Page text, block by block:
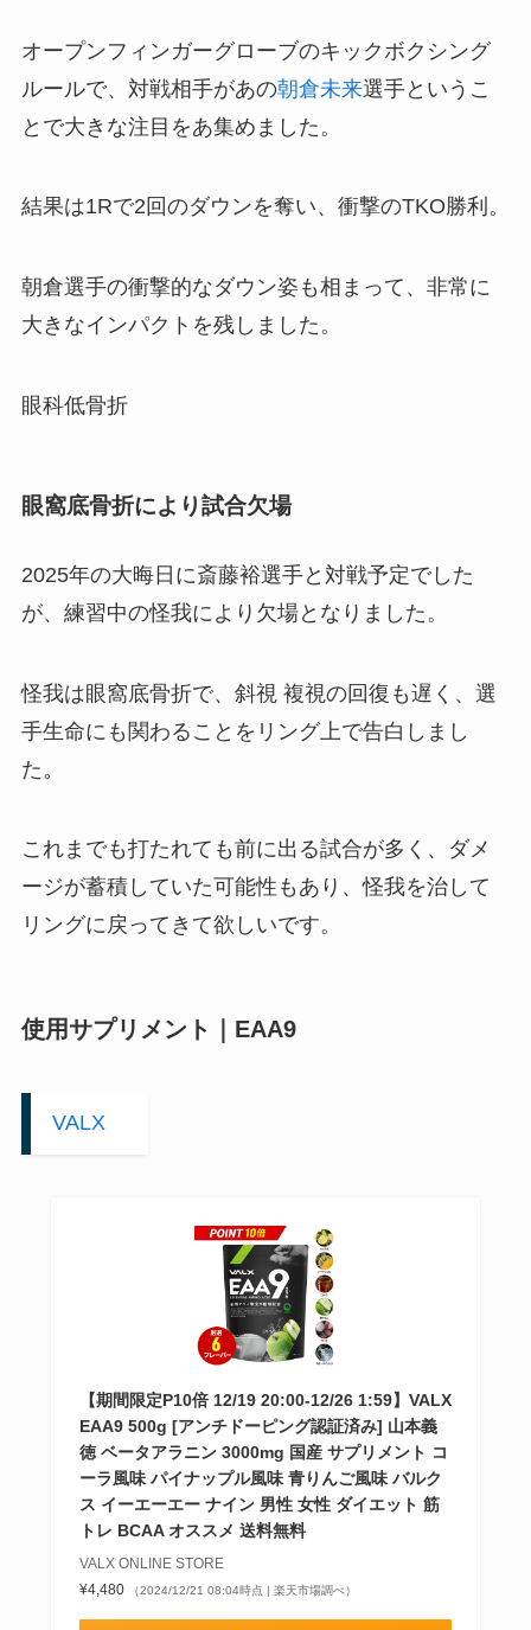
オープンフィンガーグローブのキックボクシング
ルールで、対戦相手があの朝倉未来選手というこ
とで大きな注目をあ集めました。
結果は1Rで2回のダウンを奪い、衝撃のTKO勝利。
朝倉選手の衝撃的なダウン姿も相まって、非常に
大きなインパクトを残しました。
眼科低骨折
眼窩底骨折により試合欠場
2025年の大晦日に斎藤裕選手と対戦予定でした
が、練習中の怪我により欠場となりました。
怪我は眼窩底骨折で、斜視 複視の回復も遅く、選
手生命にも関わることをリング上で告白しまし
た。
これまでも打たれても前に出る試合が多く、ダメ
ージが蓄積していた可能性もあり、怪我を治して
リングに戻ってきて欲しいです。
使用サプリメント｜EAA9
VALX
【期間限定P10倍 12/19 20:00-12/26 1:59】VALX
EAA9 500g [アンチドーピング認証済み] 山本義
徳 ベータアラニン 3000mg 国産 サプリメント コ
ーラ風味 パイナップル風味 青りんご風味 バルク
ス イーエーエー ナイン 男性 女性 ダイエット 筋
トレ BCAA オススメ 送料無料
VALX ONLINE STORE
¥4,480
（2024/12/21 08:04時点 | 楽天市場調べ）